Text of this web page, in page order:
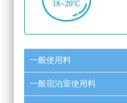
一般使用料
一般宿泊室使用料